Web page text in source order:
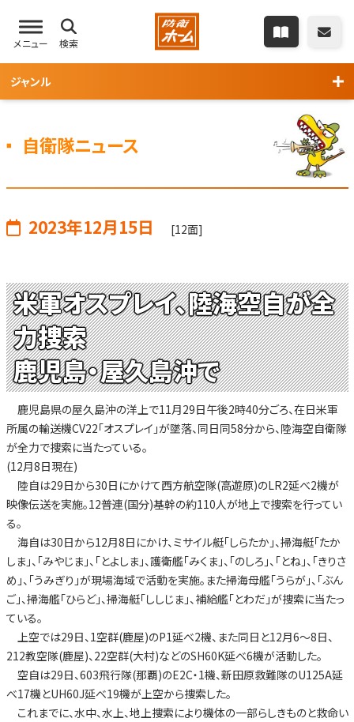
メニュー 検索
ジャンル
自衛隊ニュース
2023年12月15日 [12面]
米軍オスプレイ、陸海空自が全
力捜索
鹿児島・屋久島沖で
鹿児島県の屋久島沖の洋上で11月29日午後2時40分ごろ、在日米軍
所属の輸送機CV22「オスプレイ」が墜落、同日同58分から、陸海空自衛隊
が全力で捜索に当たっている。
(12月8日現在)
陸自は29日から30日にかけて西方航空隊(高遊原)のLR2延べ2機が
映像伝送を実施。12普連(国分)基幹の約110人が地上で捜索を行ってい
る。
海自は30日から12月8日にかけ、ミサイル艇「しらたか」、掃海艇「たか
しま」、「みやじま」、「とよしま」、護衛艦「みくま」、「のしろ」、「とね」、「きりさ
め」、「うみぎり」が現場海域で活動を実施。また掃海母艦「うらが」、「ぶん
ご」、掃海艦「ひらど」、掃海艇「ししじま」、補給艦「とわだ」が捜索に当たっ
ている。
上空では29日、1空群(鹿屋)のP1延べ2機、また同日と12月6～8日、
212教空隊(鹿屋)、22空群(大村)などのSH60K延べ6機が活動した。
空自は29日、603飛行隊(那覇)のE2C・1機、新田原救難隊のU125A延
べ17機とUH60J延べ19機が上空から捜索した。
これまでに、水中、水上、地上捜索により機体の一部らしきものと救命い